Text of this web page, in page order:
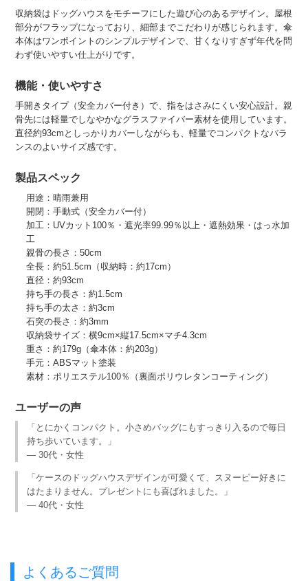
収納袋はドッグハウスをモチーフにした遊び心のあるデザイン。屋根
部分がフラップになっており、細部までこだわりが感じられます。傘
本体はワンポイントのシンプルデザインで、甘くなりすぎず年代を問
わず使いやすい仕上がりです。
機能・使いやすさ
手開きタイプ（安全カバー付き）で、指をはさみにくい安心設計。親
骨先には軽量でしなやかなグラスファイバー素材を使用しています。
直径約93cmとしっかりカバーしながらも、軽量でコンパクトなバラ
ンスのよいサイズ感です。
製品スペック
用途：晴雨兼用
開閉：手動式（安全カバー付）
加工：UVカット100％・遮光率99.99％以上・遮熱効果・はっ水加
工
親骨の長さ：50cm
全長：約51.5cm（収納時：約17cm）
直径：約93cm
持ち手の長さ：約1.5cm
持ち手の太さ：約3cm
石突の長さ：約3mm
収納袋サイズ：横9cm×縦17.5cm×マチ4.3cm
重さ：約179g（傘本体：約203g）
手元：ABSマット塗装
素材：ポリエステル100％（裏面ポリウレタンコーティング）
ユーザーの声
「とにかくコンパクト。小さめバッグにもすっきり入るので毎日
持ち歩いています。」
— 30代・女性
「ケースのドッグハウスデザインが可愛くて、スヌーピー好きに
はたまりません。プレゼントにも喜ばれました。」
— 40代・女性
よくあるご質問